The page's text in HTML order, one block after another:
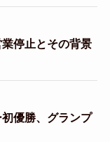
停止とその背景
優勝、グランプ